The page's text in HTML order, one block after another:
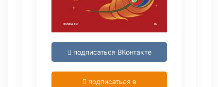
подписаться ВКонтакте
подписаться в